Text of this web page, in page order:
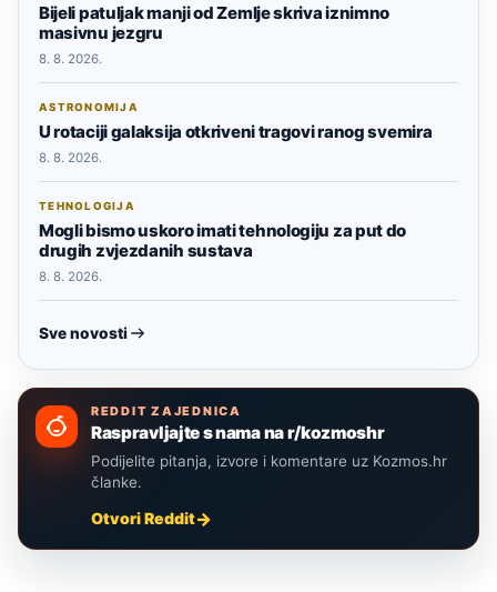
Bijeli patuljak manji od Zemlje skriva iznimno
masivnu jezgru
8. 8. 2026.
ASTRONOMIJA
U rotaciji galaksija otkriveni tragovi ranog svemira
8. 8. 2026.
TEHNOLOGIJA
Mogli bismo uskoro imati tehnologiju za put do
drugih zvjezdanih sustava
8. 8. 2026.
Sve novosti
REDDIT ZAJEDNICA
Raspravljajte s nama na r/kozmoshr
Podijelite pitanja, izvore i komentare uz Kozmos.hr
članke.
Otvori Reddit